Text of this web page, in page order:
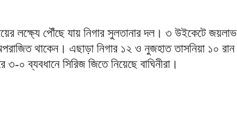
লক্ষ্যে পৌঁছে যায় নিগার সুলতানার দল। ৩ উইকেটে জয়লাভ
থাকেন। এছাড়া নিগার ১২ ও নুজহাত তাসনিয়া ১০ রান
০ ব্যবধানে সিরিজ জিতে নিয়েছে বাঘিনীরা।